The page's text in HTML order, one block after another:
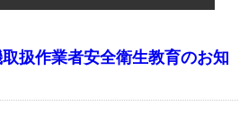
扱作業者安全衛生教育のお知